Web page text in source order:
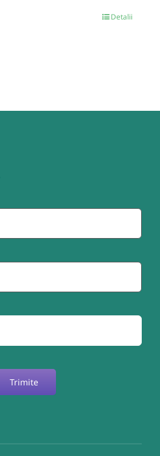
Detalii
Trimite